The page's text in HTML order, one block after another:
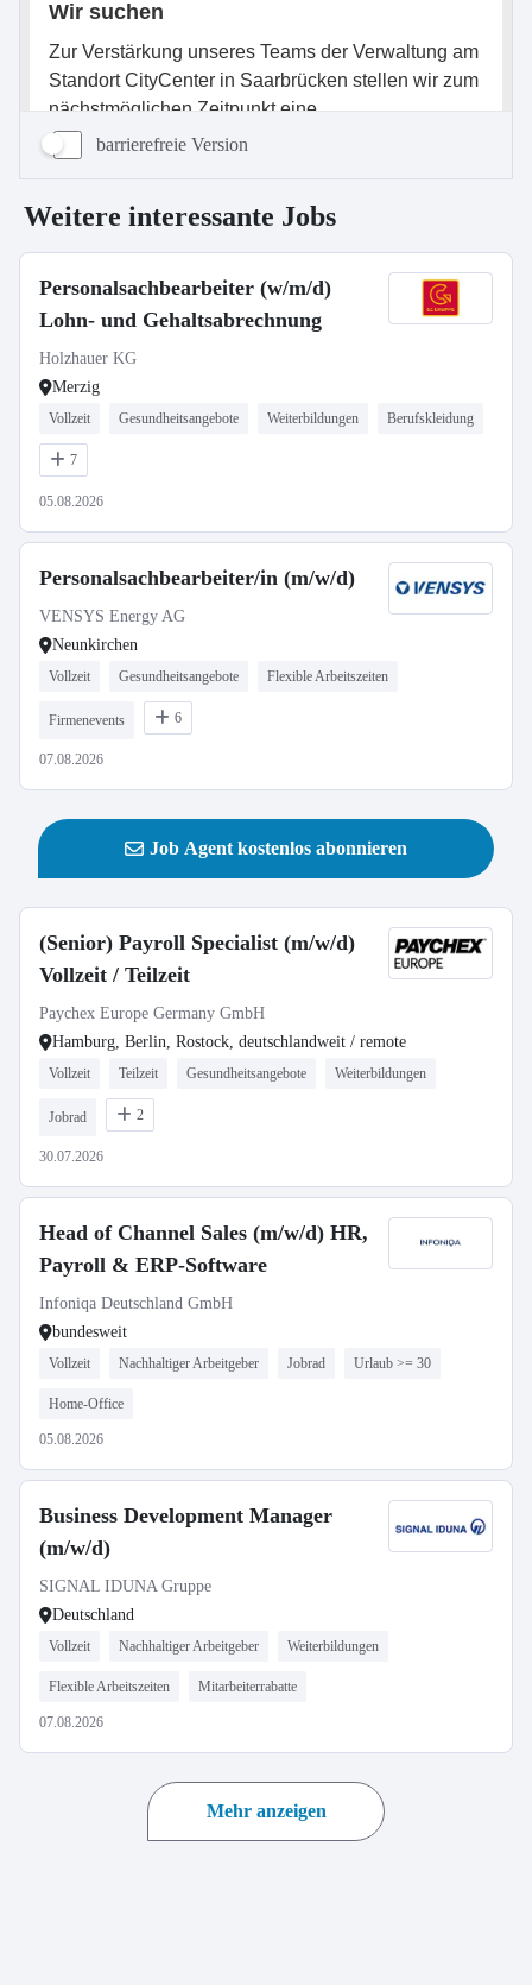
barrierefreie Version
Weitere interessante Jobs
Personalsachbearbeiter (w/m/d)
Lohn- und Gehaltsabrechnung
Holzhauer KG
Merzig
Vollzeit Gesundheitsangebote Weiterbildungen Berufskleidung
7
05.08.2026
Personalsachbearbeiter/in (m/w/d)
VENSYS Energy AG
Neunkirchen
Vollzeit Gesundheitsangebote Flexible Arbeitszeiten
Firmenevents 6
07.08.2026
Job Agent kostenlos abonnieren
(Senior) Payroll Specialist (m/w/d)
Vollzeit / Teilzeit
Paychex Europe Germany GmbH
Hamburg, Berlin, Rostock, deutschlandweit / remote
Vollzeit Teilzeit Gesundheitsangebote Weiterbildungen
Jobrad 2
30.07.2026
Head of Channel Sales (m/w/d) HR,
Payroll & ERP-Software
Infoniqa Deutschland GmbH
bundesweit
Vollzeit Nachhaltiger Arbeitgeber Jobrad Urlaub >= 30
Home-Office
05.08.2026
Business Development Manager
(m/w/d)
SIGNAL IDUNA Gruppe
Deutschland
Vollzeit Nachhaltiger Arbeitgeber Weiterbildungen
Flexible Arbeitszeiten Mitarbeiterrabatte
07.08.2026
Mehr anzeigen